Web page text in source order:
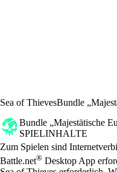
Sea of ThievesBundle
Bundle „Majestätische
SPIELINHALTE
Preis
Available actions
Zum Spielen sind
Battle.net® Desktop App